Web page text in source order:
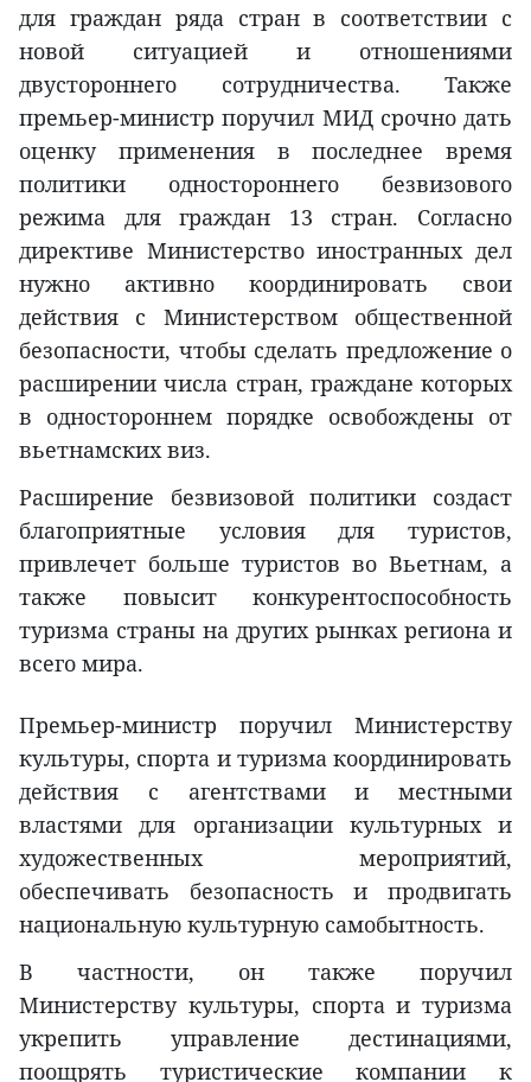
для граждан ряда стран в соответствии с
новой ситуацией и отношениями
двустороннего сотрудничества. Также
премьер-министр поручил МИД срочно дать
оценку применения в последнее время
политики одностороннего безвизового
режима для граждан 13 стран. Согласно
директиве Министерство иностранных дел
нужно активно координировать свои
действия с Министерством общественной
безопасности, чтобы сделать предложение о
расширении числа стран, граждане которых
в одностороннем порядке освобождены от
вьетнамских виз.
Расширение безвизовой политики создаст
благоприятные условия для туристов,
привлечет больше туристов во Вьетнам, а
также повысит конкурентоспособность
туризма страны на других рынках региона и
всего мира.
Премьер-министр поручил Министерству
культуры, спорта и туризма координировать
действия с агентствами и местными
властями для организации культурных и
художественных мероприятий,
обеспечивать безопасность и продвигать
национальную культурную самобытность.
В частности, он также поручил
Министерству культуры, спорта и туризма
укрепить управление дестинациями,
поощрять туристические компании к